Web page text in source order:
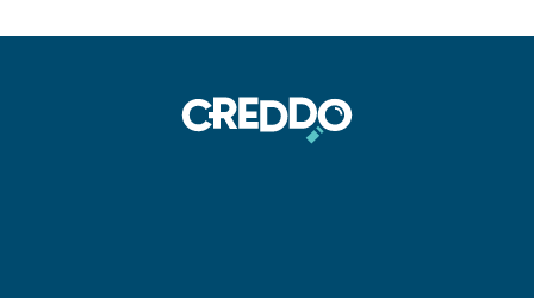
alcoholische dranken: 21%).